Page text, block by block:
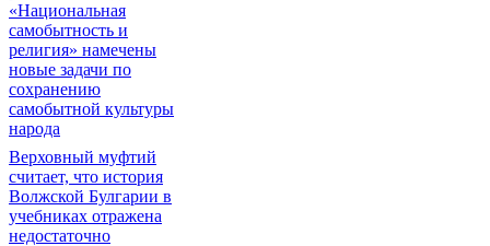
«Национальная
самобытность и
религия» намечены
новые задачи по
сохранению
самобытной культуры
народа
Верховный муфтий
считает, что история
Волжской Булгарии в
учебниках отражена
недостаточно